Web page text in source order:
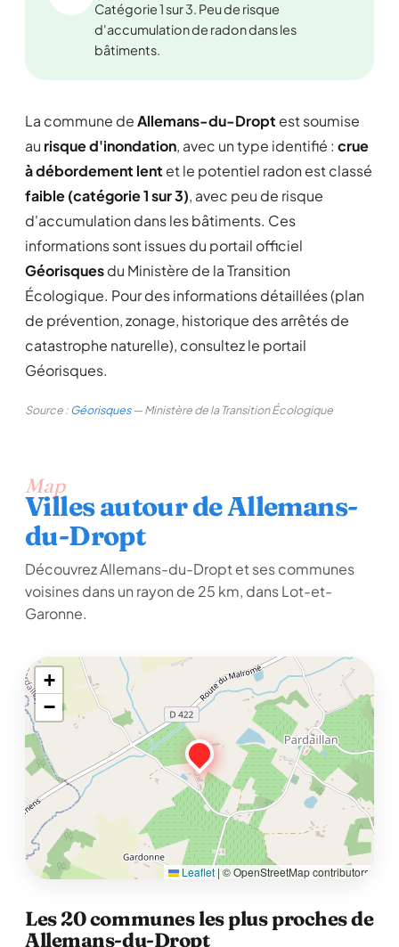
Catégorie 1 sur 3. Peu de risque
d'accumulation de radon dans les
bâtiments.
La commune deAllemans-du-Dropt est soumise
au risque d'inondation, avec un type identifié : crue
à débordement lent et le potentiel radon est classé
faible (catégorie 1 sur 3), avec peu de risque
d'accumulation dans les bâtiments. Ces
informations sont issues du portail officiel
Géorisquesdu Ministère de la Transition
Écologique. Pour des informations détaillées (plan
de prévention, zonage, historique des arrêtés de
catastrophe naturelle), consultez le portail
Géorisques.
Source :Géorisques— Ministère de la Transition Écologique
Map
Villes autour de Allemans-
du-Dropt
Découvrez Allemans-du-Dropt et ses communes
voisines dans un rayon de 25 km, dans Lot-et-
Garonne.
+
−
Leaflet | © OpenStreetMap contributors
Les 20 communes les plus proches de
Allemans-du-Dropt